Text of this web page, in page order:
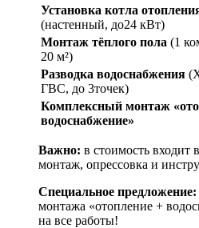
Установка котла
(настенный, до24 кВт)
Монтаж тёплого пола (1
20 м²)
Разводка водоснабжения
ГВС, до 3точек)
Комплексный монтаж
водоснабжение»
Важно: в стоимость входит
монтаж, опрессовка и
Специальное предложение:
монтажа «отопление +
на все работы!